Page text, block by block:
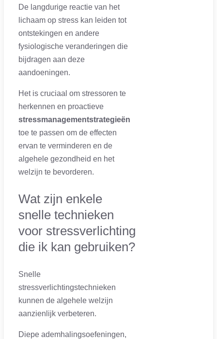
De langdurige reactie van het
lichaam op stress kan leiden tot
ontstekingen en andere
fysiologische veranderingen die
bijdragen aan deze
aandoeningen.
Het is cruciaal om stressoren te
herkennen en proactieve
stressmanagementstrategieën
toe te passen om de effecten
ervan te verminderen en de
algehele gezondheid en het
welzijn te bevorderen.
Wat zijn enkele
snelle technieken
voor stressverlichting
die ik kan gebruiken?
Snelle
stressverlichtingstechnieken
kunnen de algehele welzijn
aanzienlijk verbeteren.
Diepe ademhalingsoefeningen,